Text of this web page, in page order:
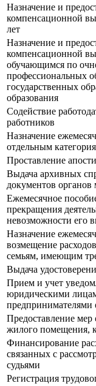
Назначение и
компенсационной
лет
Назначение и
компенсационной
обучающимся по
профессиональных
государственных
образования
Содействие
работников
Назначение
отдельным
Проставление
Выдача архивных
документов органов
Ежемесячное
прекращения
невозможности его
Назначение
возмещение
семьям, имеющим
Выдача
Прием и учет
юридическими
предпринимателями
Предоставление
жилого помещения,
Финансирование
связанных с
судьями
Регистрация